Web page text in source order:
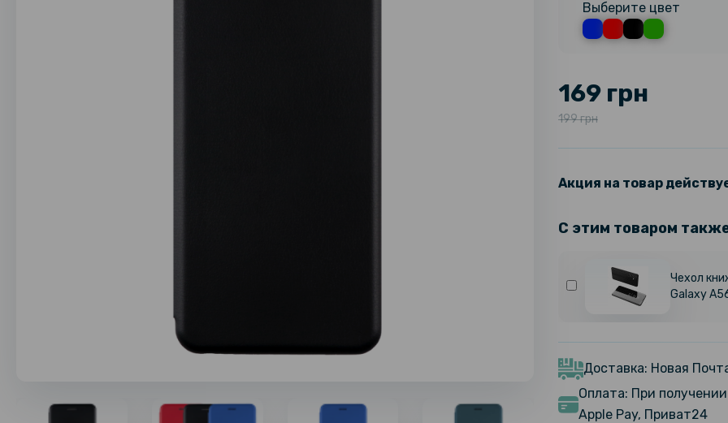
Выберите цвет
169 грн
199 грн
Акция на товар
С этим товаром
Чехол
Galaxy
Доставка: Новая
Оплата: При
Apple Pay, Приват24